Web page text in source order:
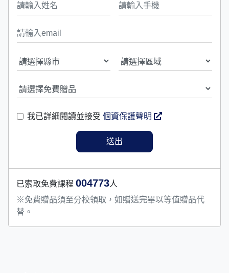
我已詳細閱讀並接受 個資保護聲明
已索取免費課程 004773人
※免費贈品須至分校領取，如贈送完畢以等值贈品代
替。